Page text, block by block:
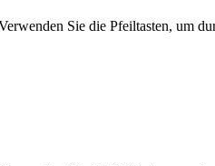
Sie die Pfeiltasten, um